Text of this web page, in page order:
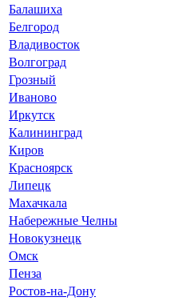
Балашиха
Белгород
Владивосток
Волгоград
Грозный
Иваново
Иркутск
Калининград
Киров
Красноярск
Липецк
Махачкала
Набережные Челны
Новокузнецк
Омск
Пенза
Ростов-на-Дону